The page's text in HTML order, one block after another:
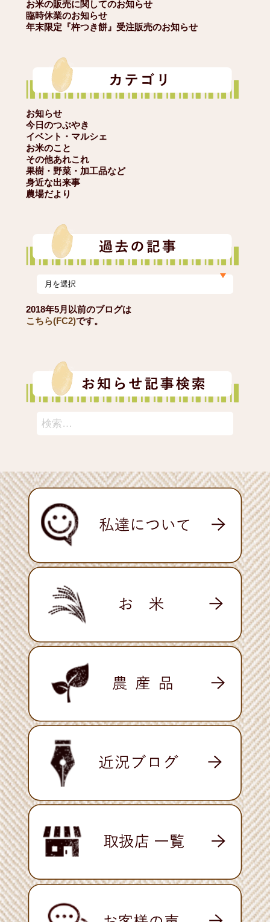
お米の販売に関してのお知らせ
臨時休業のお知らせ
年末限定『杵つき餅』受注販売のお知らせ
お知らせ
今日のつぶやき
イベント・マルシェ
お米のこと
その他あれこれ
果樹・野菜・加工品など
身近な出来事
農場だより
2018年5月以前のブログは
こちら(FC2)です。